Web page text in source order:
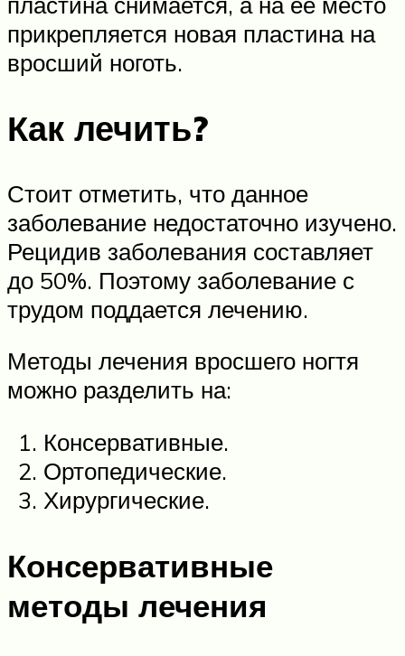
прикрепляется новая пластина на
вросший ноготь.
Как лечить?
Стоит отметить, что данное
заболевание недостаточно изучено.
Рецидив заболевания составляет
до 50%. Поэтому заболевание с
трудом поддается лечению.
Методы лечения вросшего ногтя
можно разделить на:
Консервативные.
Ортопедические.
Хирургические.
Консервативные
методы лечения